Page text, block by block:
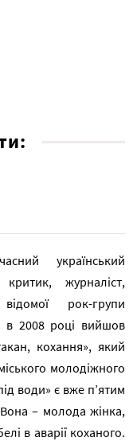
український
журналіст,
рок-групи
в 2008 році вийшов
кохання», який
молодіжного
води» є вже п’ятим
– молода жінка,
в аварії коханого.